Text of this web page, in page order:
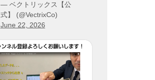
— ベクトリックス【公
式】 (@VectrixCo)
June 22, 2026